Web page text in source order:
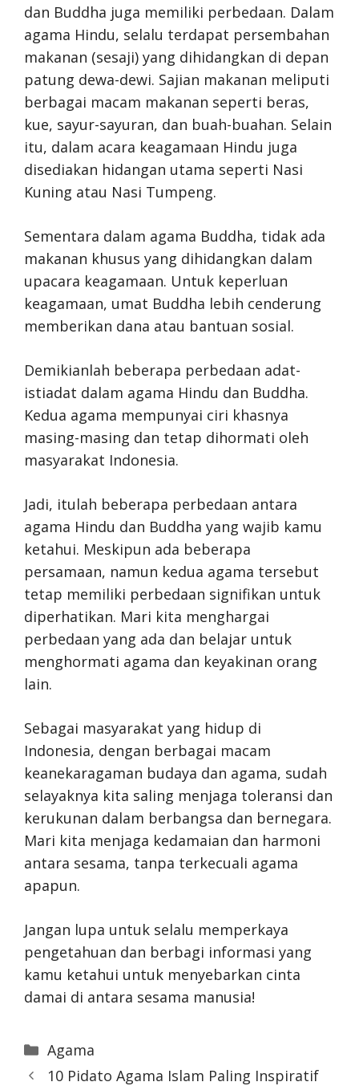
dan Buddha juga memiliki perbedaan. Dalam
agama Hindu, selalu terdapat persembahan
makanan (sesaji) yang dihidangkan di depan
patung dewa-dewi. Sajian makanan meliputi
berbagai macam makanan seperti beras,
kue, sayur-sayuran, dan buah-buahan. Selain
itu, dalam acara keagamaan Hindu juga
disediakan hidangan utama seperti Nasi
Kuning atau Nasi Tumpeng.
Sementara dalam agama Buddha, tidak ada
makanan khusus yang dihidangkan dalam
upacara keagamaan. Untuk keperluan
keagamaan, umat Buddha lebih cenderung
memberikan dana atau bantuan sosial.
Demikianlah beberapa perbedaan adat-
istiadat dalam agama Hindu dan Buddha.
Kedua agama mempunyai ciri khasnya
masing-masing dan tetap dihormati oleh
masyarakat Indonesia.
Jadi, itulah beberapa perbedaan antara
agama Hindu dan Buddha yang wajib kamu
ketahui. Meskipun ada beberapa
persamaan, namun kedua agama tersebut
tetap memiliki perbedaan signifikan untuk
diperhatikan. Mari kita menghargai
perbedaan yang ada dan belajar untuk
menghormati agama dan keyakinan orang
lain.
Sebagai masyarakat yang hidup di
Indonesia, dengan berbagai macam
keanekaragaman budaya dan agama, sudah
selayaknya kita saling menjaga toleransi dan
kerukunan dalam berbangsa dan bernegara.
Mari kita menjaga kedamaian dan harmoni
antara sesama, tanpa terkecuali agama
apapun.
Jangan lupa untuk selalu memperkaya
pengetahuan dan berbagi informasi yang
kamu ketahui untuk menyebarkan cinta
damai di antara sesama manusia!
Categories
Agama
10 Pidato Agama Islam Paling Inspiratif